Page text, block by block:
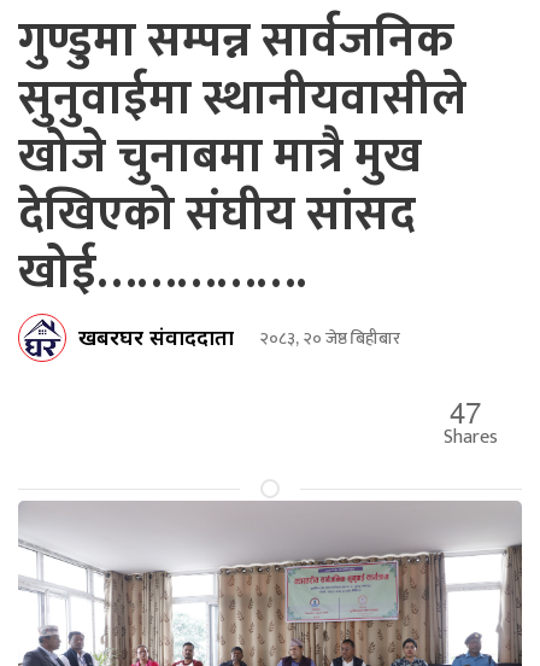
गुण्डुमा सम्पन्न सार्वजनिक
सुनुवाईमा स्थानीयवासीले
खोजे चुनाबमा मात्रै मुख
देखिएको संघीय सांसद
खोई…………….
खबरघर संवाददाता २०८३, २० जेष्ठ बिहीबार
47
Shares